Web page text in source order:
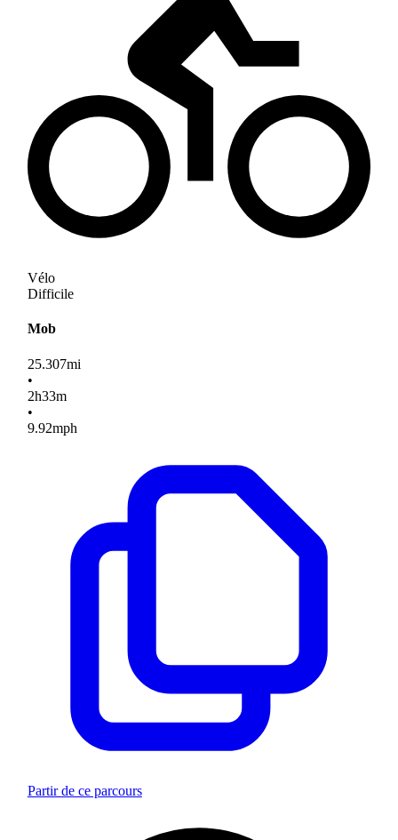
Vélo
Difficile
Mob
25.307mi
•
2h33m
•
9.92mph
Partir de ce parcours